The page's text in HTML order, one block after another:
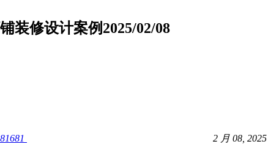
装修设计案例2025/02/08
2 月 08, 2025